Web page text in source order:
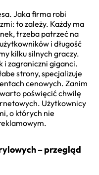
Jaka firma robi
to zależy. Każdy ma
trzeba patrzeć na
i długość
kilku silnych graczy.
i zagraniczni giganci.
strony, specjalizuje
cenowych. Zanim
poświęcić chwilę
Użytkownicy
o których nie
– przegląd